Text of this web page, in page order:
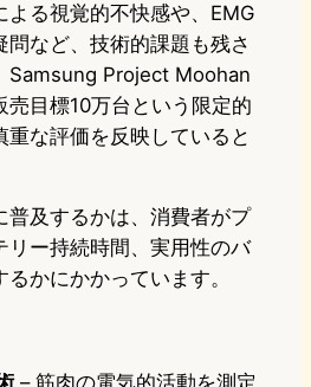
よる視覚的不快感や、EMG
など、技術的課題も残さ
Samsung Project Moohan
売目標10万台という限定的
重な評価を反映していると
普及するかは、消費者がプ
リー持続時間、実用性のバ
かにかかっています。